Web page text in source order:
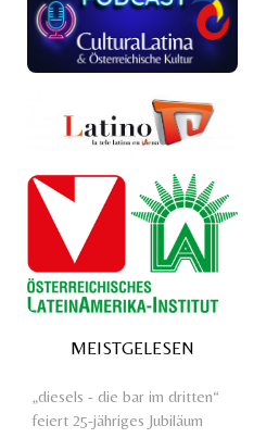
MEISTGELESEN
„diesels - die bar im dritten“
feiert 25-jähriges Jubiläum